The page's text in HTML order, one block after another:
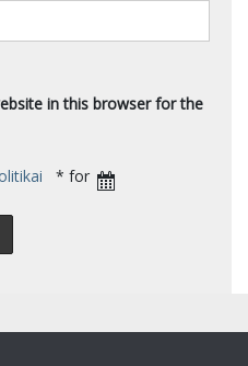
in this browser for the
* for